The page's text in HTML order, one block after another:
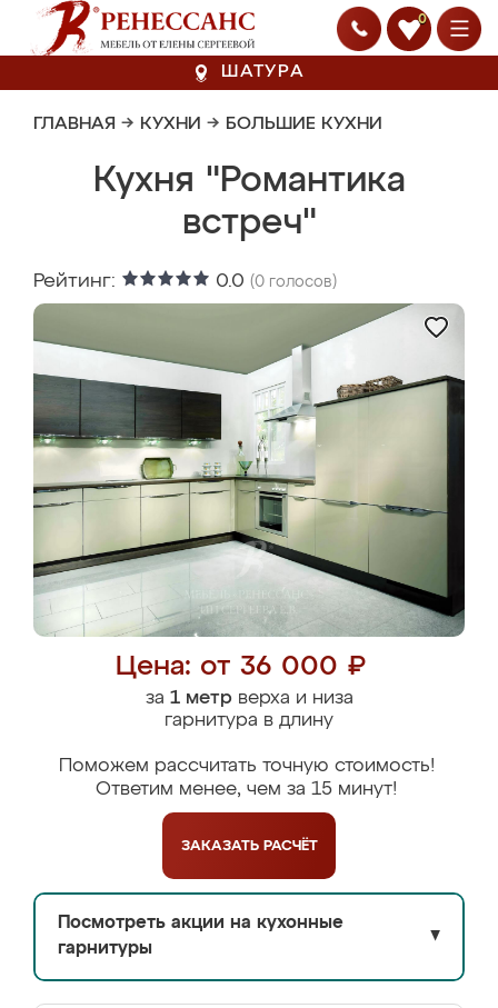
0
ШАТУРА
ГЛАВНАЯ → КУХНИ → БОЛЬШИЕ КУХНИ
Кухня "Романтика
встреч"
Рейтинг: 0.0 (0 голосов)
Цена: от 36 000 ₽
за 1 метрверха и низа
гарнитура в длину
Поможем рассчитать точную стоимость!
Ответим менее, чем за 15 минут!
ЗАКАЗАТЬ РАСЧЁТ
Посмотреть акции на кухонные
гарнитуры
▼